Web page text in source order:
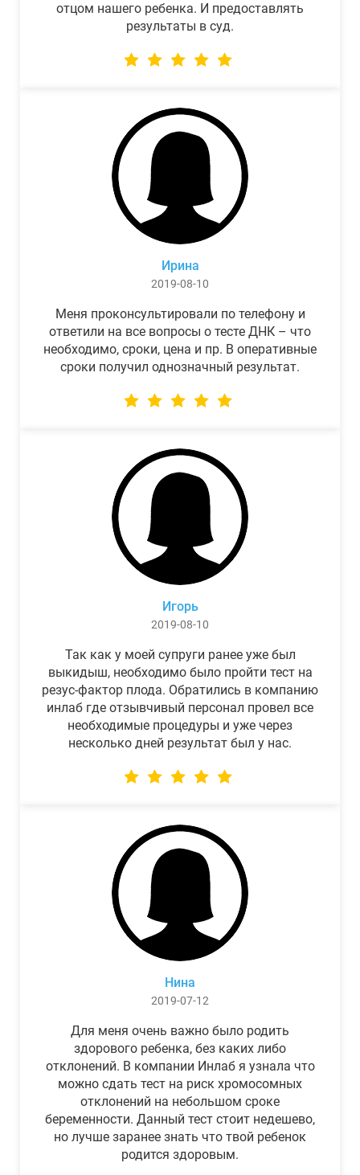
отцом нашего ребенка. И предоставлять
результаты в суд.
Ирина
2019-08-10
Меня проконсультировали по телефону и
ответили на все вопросы о тесте ДНК – что
необходимо, сроки, цена и пр. В оперативные
сроки получил однозначный результат.
Игорь
2019-08-10
Так как у моей супруги ранее уже был
выкидыш, необходимо было пройти тест на
резус-фактор плода. Обратились в компанию
инлаб где отзывчивый персонал провел все
необходимые процедуры и уже через
несколько дней результат был у нас.
Нина
2019-07-12
Для меня очень важно было родить
здорового ребенка, без каких либо
отклонений. В компании Инлаб я узнала что
можно сдать тест на риск хромосомных
отклонений на небольшом сроке
беременности. Данный тест стоит недешево,
но лучше заранее знать что твой ребенок
родится здоровым.